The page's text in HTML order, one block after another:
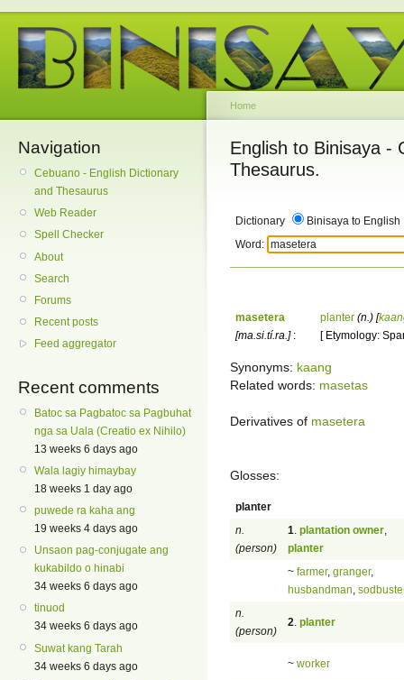
Navigation
Cebuano - English Dictionary
and Thesaurus
Web Reader
Spell Checker
About
Search
Forums
Recent posts
Feed aggregator
Recent comments
Batoc sa Pagbatoc sa Pagbuhat
nga sa Uala (Creatio ex Nihilo)
13 weeks 6 days ago
Wala lagiy himaybay
18 weeks 1 day ago
puwede ra kaha ang
19 weeks 4 days ago
Unsaon pag-conjugate ang
kukabildo o hinabi
34 weeks 6 days ago
tinuod
34 weeks 6 days ago
Suwat kang Tarah
34 weeks 6 days ago
Home
English to Binisaya -
Thesaurus.
Dictionary
Binisaya to English
Word:
masetera
[ma.si.tí.ra.]:
planter (n.) [
[ Etymology:
Synonyms: kaang
Related words: masetas
Derivatives of masetera
Glosses:
planter
n.
(person)
1 plantation owner
planter
~ farmer, granger,
husbandman
n.
(person)
2 planter
~ worker